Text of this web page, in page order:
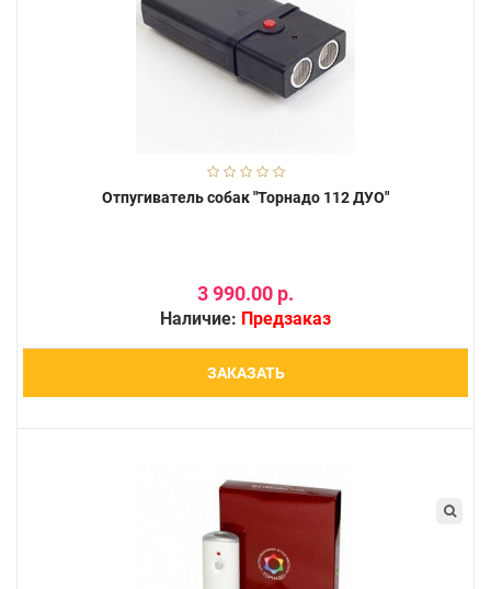
Отпугиватель собак "Торнадо 112 ДУО"
3 990.00 р.
Наличие: Предзаказ
ЗАКАЗАТЬ